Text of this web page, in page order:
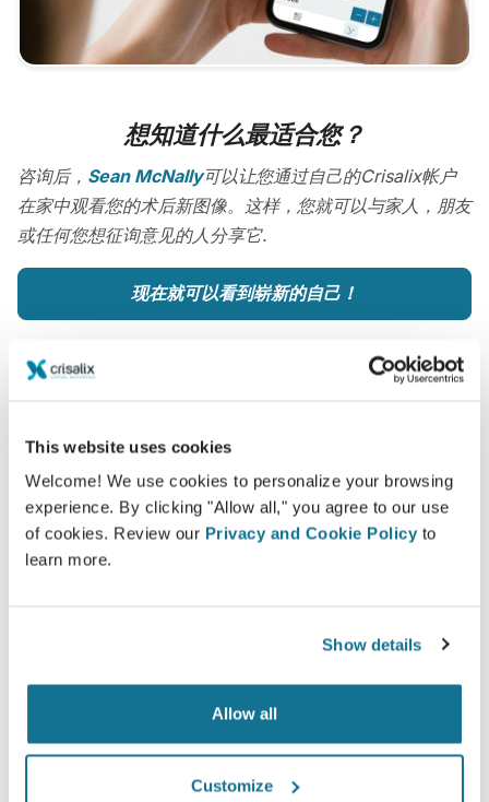
This website uses cookies
Welcome! We use cookies to personalize your browsing
experience. By clicking "Allow all," you agree to our use
of cookies. Review our Privacy and Cookie Policy to
learn more.
Show details
Allow all
Customize
想知道什么最适合您？
咨询后， Sean McNally可以让您通过自己的Crisalix帐户
在家中观看您的术后新图像。这样，您就可以与家人，朋友
或任何您想征询意见的人分享它.
现在就可以看到崭新的自己！
容易安全
Crisalix 始终致力于保护您的个人隐私。我们的服务
器是完全加密的：您的信息是安全并且私密的。
容整容协会也极力推荐它。